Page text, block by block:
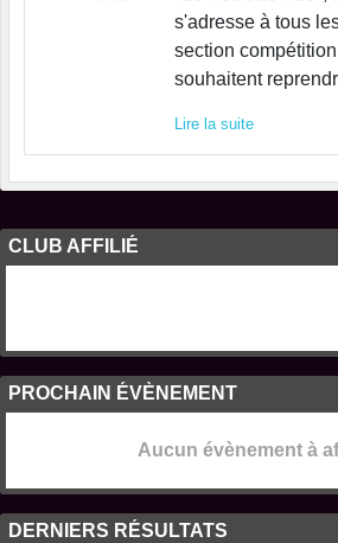
s'adresse à tous
section
souhaitent
Lire la suite
CLUB AFFILIÉ
PROCHAIN ÉVÈNEMENT
Aucun évènement à
DERNIERS RÉSULTATS